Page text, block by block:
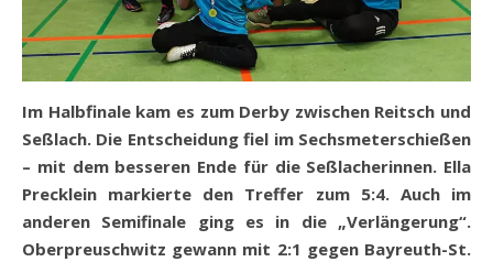
Im Halbfinale kam es zum Derby zwischen Reitsch und
Seßlach. Die Entscheidung fiel im Sechsmeterschießen
– mit dem besseren Ende für die Seßlacherinnen. Ella
Precklein markierte den Treffer zum 5:4. Auch im
anderen Semifinale ging es in die „Verlängerung“.
Oberpreuschwitz gewann mit 2:1 gegen Bayreuth-St.